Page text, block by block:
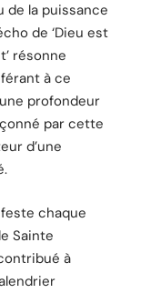
de la puissance
de ‘Dieu est
résonne
à ce
profondeur
par cette
d’une
chaque
Sainte
à